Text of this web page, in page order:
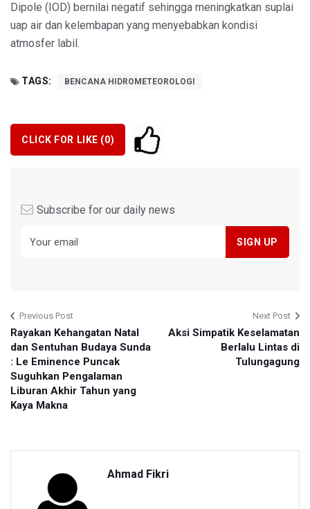
Dipole (IOD) bernilai negatif sehingga meningkatkan suplai
uap air dan kelembapan yang menyebabkan kondisi
atmosfer labil.
TAGS: BENCANA HIDROMETEOROLOGI
CLICK FOR LIKE (0)
Subscribe for our daily news
Previous Post
Rayakan Kehangatan Natal
dan Sentuhan Budaya Sunda
: Le Eminence Puncak
Suguhkan Pengalaman
Liburan Akhir Tahun yang
Kaya Makna
Next Post
Aksi Simpatik Keselamatan
Berlalu Lintas di
Tulungagung
Ahmad Fikri